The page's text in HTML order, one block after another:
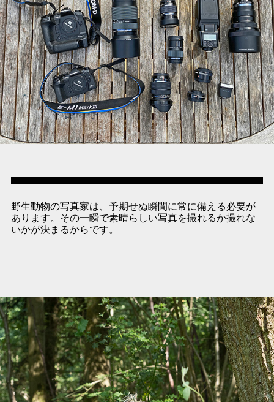
野生動物の写真家は、予期せぬ瞬間に常に備える必要が
あります。その一瞬で素晴らしい写真を撮れるか撮れな
いかが決まるからです。